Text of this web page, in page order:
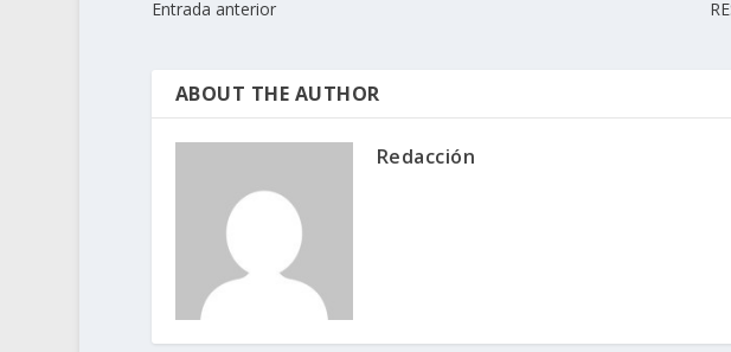
Entrada anterior
ABOUT THE AUTHOR
Redacción